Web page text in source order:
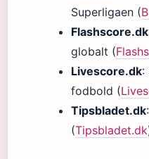
Superligaen (
Flashscore.dk
globalt (
Livescore.dk:
fodbold (
Tipsbladet.dk
(Tipsbladet.dk